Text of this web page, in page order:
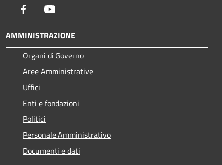
Facebook
AMMINISTRAZIONE
Organi di Governo
Aree Amministrative
Uffici
Enti e fondazioni
Politici
Personale Amministrativo
Documenti e dati